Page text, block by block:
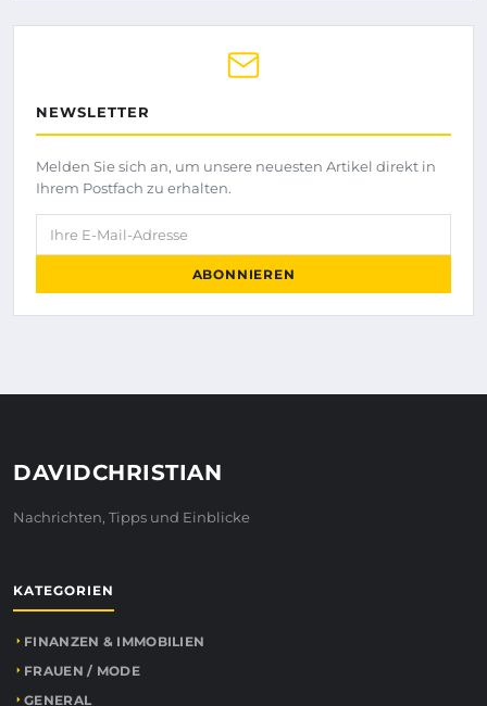
NEWSLETTER
Melden Sie sich an, um unsere neuesten Artikel direkt in
Ihrem Postfach zu erhalten.
Ihre E-Mail-Adresse
ABONNIEREN
DAVIDCHRISTIAN
Nachrichten, Tipps und Einblicke
KATEGORIEN
FINANZEN & IMMOBILIEN
FRAUEN / MODE
GENERAL